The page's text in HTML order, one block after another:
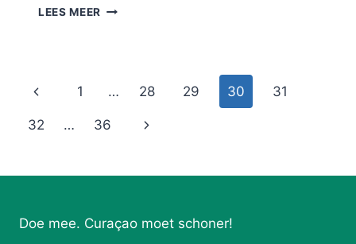
LEES MEER CAMPAGNE
Paginanavigatie
Vorige
pagina
1 … 28 29 30 31
32 … 36
Volgende
Doe mee. Curaçao moet schoner!